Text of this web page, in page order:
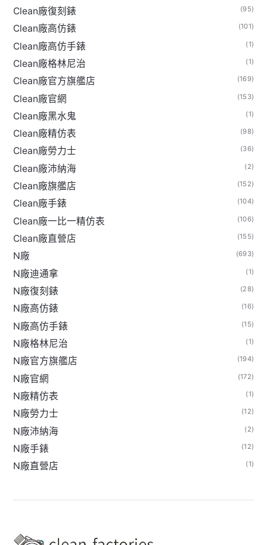
Clean廠復刻錶 (95)
Clean廠高仿錶 (101)
Clean廠高仿手錶 (1)
Clean廠格林尼治 (1)
Clean廠官方旗艦店 (169)
Clean廠官網 (153)
Clean廠黑水鬼 (1)
Clean廠精仿表 (98)
Clean廠勞力士 (36)
Clean廠沛納海 (2)
Clean廠旗艦店 (152)
Clean廠手錶 (104)
Clean廠一比一精仿表 (106)
Clean廠直營店 (155)
N廠 (693)
N廠迪通拿 (1)
N廠復刻錶 (28)
N廠高仿錶 (16)
N廠高仿手錶 (15)
N廠格林尼治 (1)
N廠官方旗艦店 (194)
N廠官網 (172)
N廠精仿表 (1)
N廠勞力士 (12)
N廠沛納海 (2)
N廠手錶 (12)
N廠直營店 (1)